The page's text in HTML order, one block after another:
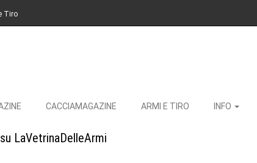
Tiro
CACCIAMAGAZINE ARMI E TIRO INFO
LaVetrinaDelleArmi